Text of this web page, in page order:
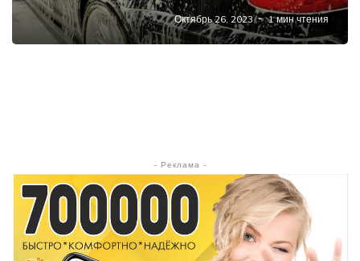
Октябрь 26, 2023 1 мин чтения
- Реклама -